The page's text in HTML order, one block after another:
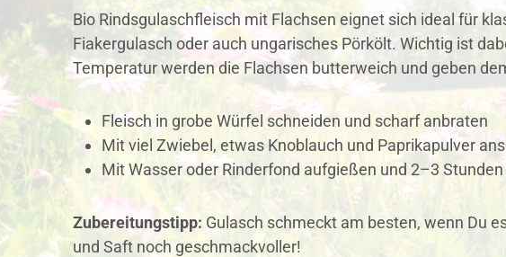
Bio Rindsgulaschfleisch mit Flachsen eignet sich ideal für
Fiakergulasch oder auch ungarisches Pörkölt. Wichtig ist
Temperatur werden die Flachsen butterweich und geben
Fleisch in grobe Würfel schneiden und scharf anbraten
Mit viel Zwiebel, etwas Knoblauch und Paprikapulver
Mit Wasser oder Rinderfond aufgießen und 2–3
Zubereitungstipp: Gulasch schmeckt am besten, wenn Du
und Saft noch geschmackvoller!